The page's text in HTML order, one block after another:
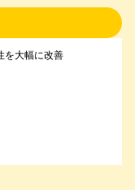
を大幅に改善